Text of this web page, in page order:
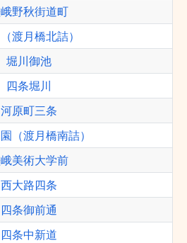
野秋街道町
渡月橋北詰）
堀川御池
四条堀川
河原町三条
（渡月橋南詰）
美術大学前
西大路四条
四条御前通
四条中新道